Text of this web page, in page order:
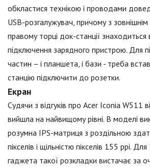
обкластися технікою і проводами
USB-розгалужувач, причому з
правому торці док-станції знаходиться
підключення зарядного пристрою. Для
частин – і планшета, і бази - треба
станцію підключити до розетки.
Екран
Судячи з відгуків про Acer Iconia W511
вийшла на найвищому рівні. В моделі
розумна IPS-матриця з роздільною
пікселів і щільністю пікселів 155 ppi.
гаджета такої розкладки вистачає за